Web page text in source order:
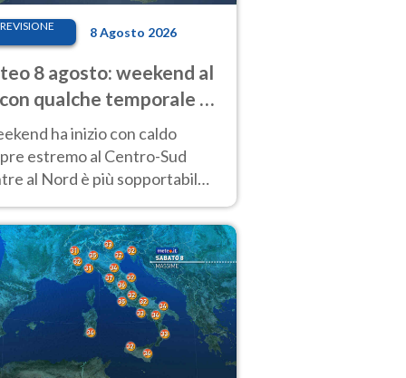
8 Agosto 2026
8 agosto: weekend al
qualche temporale e
estremo al Centro-Sud
ha inizio con caldo
estremo al Centro-Sud
al Nord è più sopportabile
sui rilievi.